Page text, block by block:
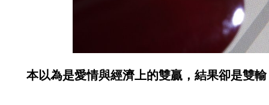
本以為是愛情與經濟上的雙贏，結果卻是雙輸